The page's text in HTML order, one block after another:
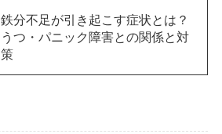
鉄分不足が引き起こす症状とは？
うつ・パニック障害との関係と対
策